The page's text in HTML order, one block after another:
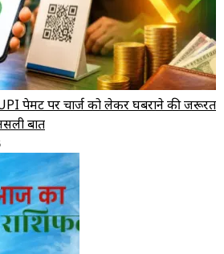
पेमेंट पर चार्ज को लेकर घबराने की जरूरत
बात